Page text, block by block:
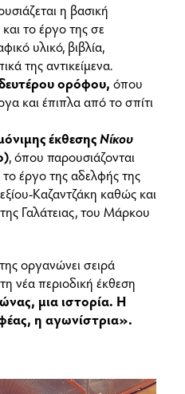
η βασική
το έργο της σε
υλικό, βιβλία,
της αντικείμενα.
ορόφου, όπου
και έπιπλα από το σπίτι
έκθεσηςΝίκου
, όπου παρουσιάζονται
το έργο της αδελφής της
Καζαντζάκη καθώς και
Γαλάτειας, του Μάρκου
οργανώνει σειρά
νέα περιοδική έκθεση
μια ιστορία. Η
η αγωνίστρια».